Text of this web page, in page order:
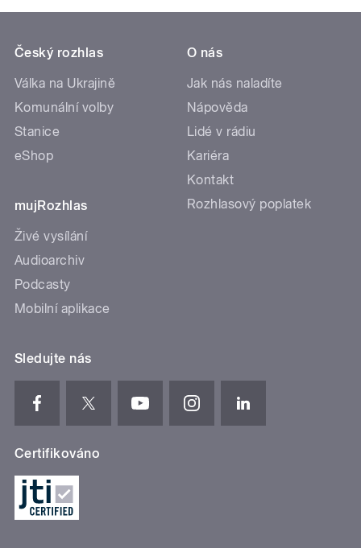
Český rozhlas
Válka na Ukrajině
Komunální volby
Stanice
eShop
mujRozhlas
Živé vysílání
Audioarchiv
Podcasty
Mobilní aplikace
O nás
Jak nás naladíte
Nápověda
Lidé v rádiu
Kariéra
Kontakt
Rozhlasový poplatek
Sledujte nás
Certifikováno